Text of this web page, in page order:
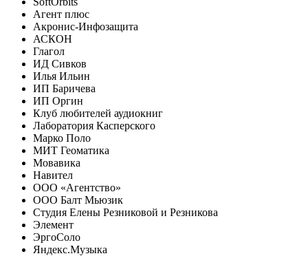
Агент плюс
Акронис-Инфозащита
АСКОН
Глагол
ИД Сивков
Илья Ильин
ИП Баричева
ИП Оргин
Клуб любителей аудиокниг
Лаборатория Касперского
Марко Поло
МИТ Геоматика
Мовавика
Навител
ООО «Агентство»
ООО Балт Мьюзик
Студия Елены Резниковой и Резникова
Элемент
ЭргоСоло
Яндекс.Музыка